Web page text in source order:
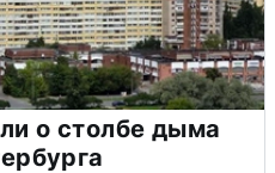
о столбе дыма